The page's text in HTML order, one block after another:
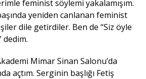
feminist söylemi yakalamışım.
yeniden canlanan feminist
dile getirdiler. Ben de “Siz öyle
dedim.
Mimar Sinan Salonu’da
açtım. Serginin başlığı Fetiş